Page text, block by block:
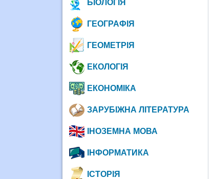
БІОЛОГІЯ
ГЕОГРАФІЯ
ГЕОМЕТРІЯ
ЕКОЛОГІЯ
ЕКОНОМІКА
ЗАРУБІЖНА ЛІТЕРАТУРА
ІНОЗЕМНА МОВА
ІНФОРМАТИКА
ІСТОРІЯ